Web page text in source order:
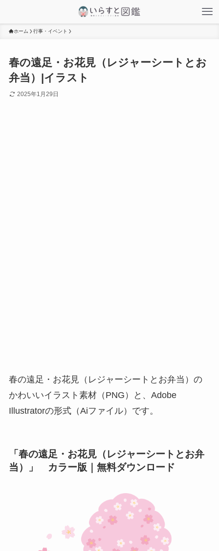
ホーム 行事・イベント
春の遠足・お花見（レジャーシートとお
弁当）|イラスト
2025年1月29日
春の遠足・お花見（レジャーシートとお弁当）の
かわいいイラスト素材（PNG）と、Adobe
Illustratorの形式（Aiファイル）です。
「春の遠足・お花見（レジャーシートとお弁
当）」 カラー版｜無料ダウンロード